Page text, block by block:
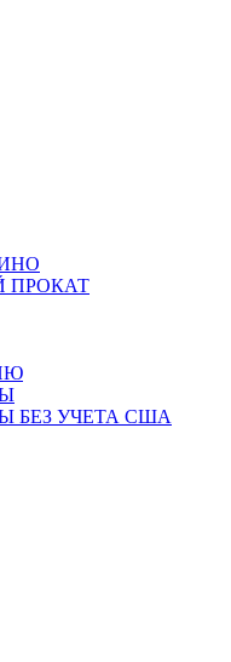
ПРОКАТ
БЕЗ УЧЕТА США